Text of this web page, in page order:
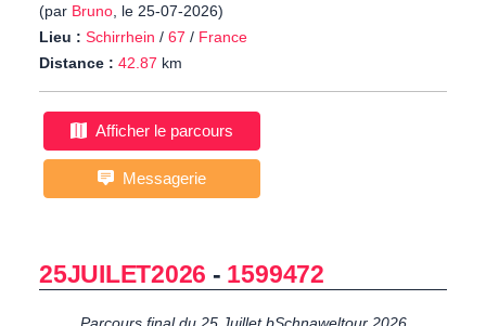
(par Bruno, le 25-07-2026)
Lieu : Schirrhein / 67 / France
Distance : 42.87 km
Afficher le parcours
Messagerie
25JUILET2026 - 1599472